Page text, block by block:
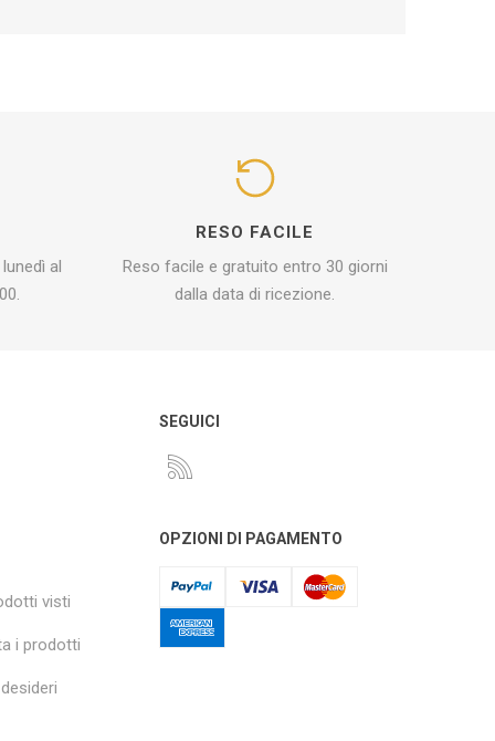
al
RESO FACILE
Reso facile e gratuito entro 30 giorni
dalla data di ricezione.
visti
i prodotti
SEGUICI
OPZIONI DI PAGAMENTO